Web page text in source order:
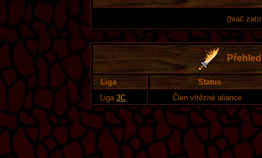
(hráč
Liga
Status
Liga 3C Člen vítězné aliance